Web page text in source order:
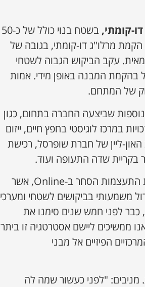
דו-קומתי,
בשטח בנוי כולל של כ-50
מרלו"ג דו-קומתי, בגובה של
עקב הביקוש הגבוה לשטחי
בהקמת המבנה באופן מידי. אמות
של המתחם.
שביצעה החברה בתחום, כגון
במרכז לוגיסטי בחפץ חיים, ייזום
האון-ליין של חברת שופרסל, רכישת
בקריית שדה התעופה ועוד.
שמעון אבודרהם, מנכ"ל אמות השקעות: "מגמת התעצמות הסחר ב-Online, אשר
משמעותי בביקושים לשטחי ומערכי
לפני חמש שנים סימנו את
ממשיכים ליישם אסטרטגיה זו ביתר
הפיזיים אל מבני
מניבים: "לפני כעשור שמה לה